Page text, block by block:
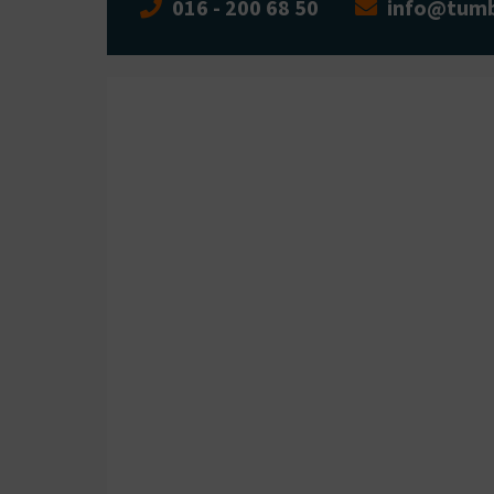
016 - 200 68 50